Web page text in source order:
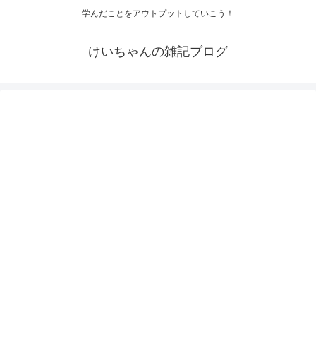
学んだことをアウトプットしていこう！
けいちゃんの雑記ブログ